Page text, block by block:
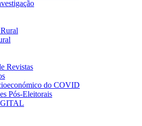
Revistas
do COVID
Pós-Eleitorais